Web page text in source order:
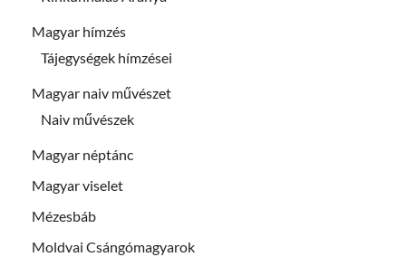
Magyar hímzés
Tájegységek hímzései
Magyar naiv művészet
Naiv művészek
Magyar néptánc
Magyar viselet
Mézesbáb
Moldvai Csángómagyarok